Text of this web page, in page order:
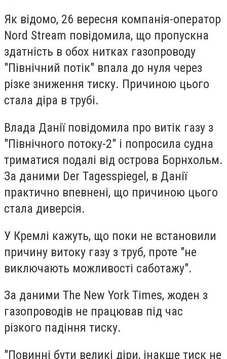
Як відомо, 26 вересня компанія-оператор
Nord Stream повідомила, що пропускна
здатність в обох нитках газопроводу
"Північний потік" впала до нуля через
різке зниження тиску. Причиною цього
стала діра в трубі.
Влада Данії повідомила про витік газу з
"Північного потоку-2" і попросила судна
триматися подалі від острова Борнхольм.
За даними Der Tagesspiegel, в Данії
практично впевнені, що причиною цього
стала диверсія.
У Кремлі кажуть, що поки не встановили
причину витоку газу з труб, проте "не
виключають можливості саботажу".
За даними The New York Times, жоден з
газопроводів не працював під час
різкого падіння тиску.
"Повинні бути великі діри, інакше тиск не